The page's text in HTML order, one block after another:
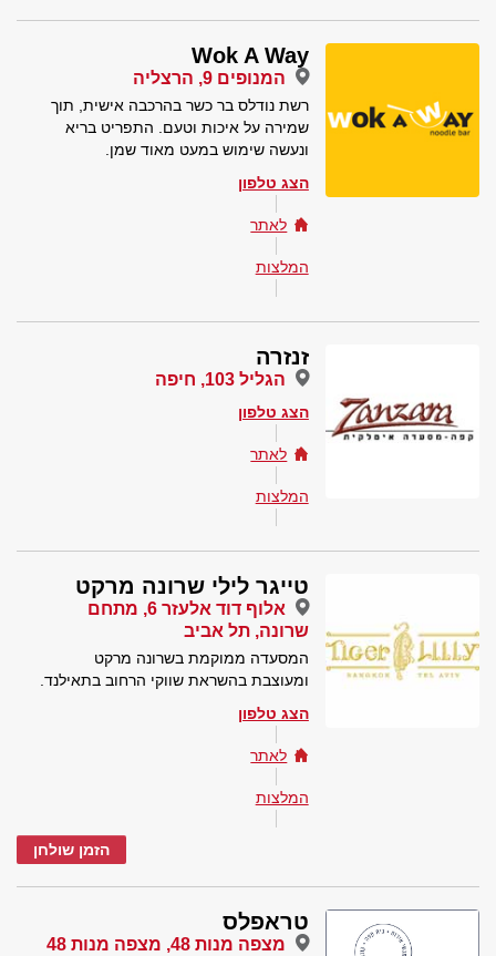
Wok A Way
המנופים 9, הרצליה
רשת נודלס בר כשר בהרכבה אישית, תוך
שמירה על איכות וטעם. התפריט בריא
ונעשה שימוש במעט מאוד שמן.
הצג טלפון
לאתר
המלצות
זנזרה
הגליל 103, חיפה
הצג טלפון
לאתר
המלצות
טייגר לילי שרונה מרקט
אלוף דוד אלעזר 6, מתחם
שרונה, תל אביב
המסעדה ממוקמת בשרונה מרקט
ומעוצבת בהשראת שווקי הרחוב בתאילנד.
הצג טלפון
לאתר
המלצות
הזמן שולחן
טראפלס
מצפה מנות 48, מצפה מנות 48